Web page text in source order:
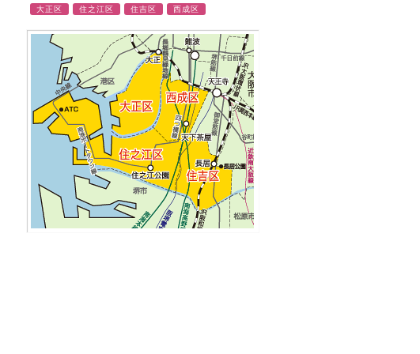
大正区 住之江区 住吉区 西成区